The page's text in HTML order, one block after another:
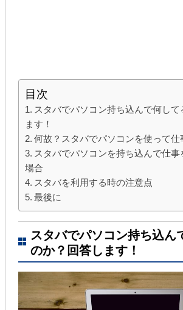
目次
スタバでパソコン持ち込んで何して
ます！
何故？スタバでパソコンを使って仕
スタバでパソコンを持ち込んで仕
場合
スタバを利用する時の注意点
最後に
スタバでパソコン持ち込ん
のか？回答します！